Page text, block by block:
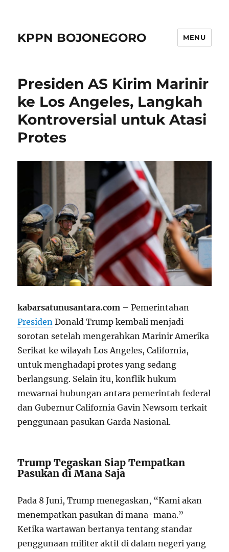
KPPN BOJONEGORO MENU
Presiden AS Kirim Marinir
ke Los Angeles, Langkah
Kontroversial untuk Atasi
Protes
kabarsatunusantara.com – Pemerintahan
Presiden Donald Trump kembali menjadi
sorotan setelah mengerahkan Marinir Amerika
Serikat ke wilayah Los Angeles, California,
untuk menghadapi protes yang sedang
berlangsung. Selain itu, konflik hukum
mewarnai hubungan antara pemerintah federal
dan Gubernur California Gavin Newsom terkait
penggunaan pasukan Garda Nasional.
Trump Tegaskan Siap Tempatkan
Pasukan di Mana Saja
Pada 8 Juni, Trump menegaskan, “Kami akan
menempatkan pasukan di mana-mana.”
Ketika wartawan bertanya tentang standar
penggunaan militer aktif di dalam negeri yang